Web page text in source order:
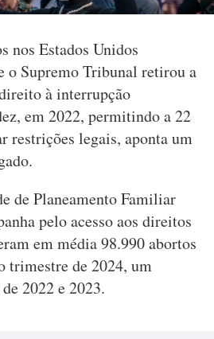
nos Estados Unidos
o Supremo Tribunal retirou a
à interrupção
em 2022, permitindo a 22
restrições legais, aponta um
de Planeamento Familiar
pelo acesso aos direitos
em média 98.990 abortos
trimestre de 2024, um
2022 e 2023.